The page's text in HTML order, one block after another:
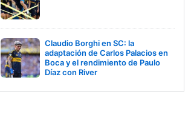
Claudio Borghi en SC: la
adaptación de Carlos Palacios en
Boca y el rendimiento de Paulo
Díaz con River